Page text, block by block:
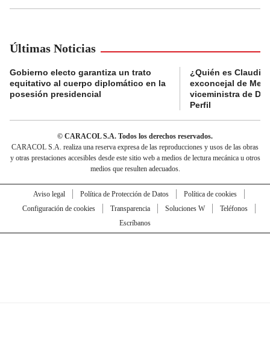
Últimas Noticias
Gobierno electo garantiza un trato
equitativo al cuerpo diplomático en la
posesión presidencial
¿Quién es Claudia
exconcejal de
viceministra de
Perfil
© CARACOL S.A. Todos los derechos reservados.
CARACOL S.A. realiza una reserva expresa de las reproducciones y usos de las obras
y otras prestaciones accesibles desde este sitio web a medios de lectura mecánica u otros
medios que resulten adecuados.
Aviso legal Política de Protección de Datos
Política de cookies
Configuración de cookies
Transparencia Soluciones W
Teléfonos
Escríbanos